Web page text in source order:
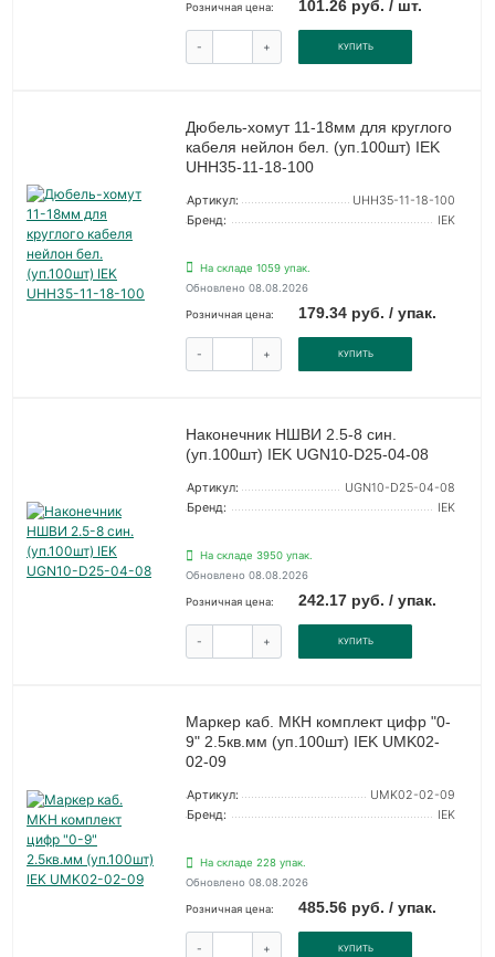
Розничная цена: 101.26 руб. / шт.
- + КУПИТЬ
Дюбель-хомут 11-18мм для круглого
кабеля нейлон бел. (уп.100шт) IEK
UHH35-11-18-100
Артикул:
UHH35-11-18-100
Бренд:
IEK
На складе 1059 упак.
Обновлено 08.08.2026
Розничная цена: 179.34 руб. / упак.
- + КУПИТЬ
Наконечник НШВИ 2.5-8 син.
(уп.100шт) IEK UGN10-D25-04-08
Артикул:
UGN10-D25-04-08
Бренд:
IEK
На складе 3950 упак.
Обновлено 08.08.2026
Розничная цена: 242.17 руб. / упак.
- + КУПИТЬ
Маркер каб. МКН комплект цифр "0-
9" 2.5кв.мм (уп.100шт) IEK UMK02-
02-09
Артикул:
UMK02-02-09
Бренд:
IEK
На складе 228 упак.
Обновлено 08.08.2026
Розничная цена: 485.56 руб. / упак.
- + КУПИТЬ